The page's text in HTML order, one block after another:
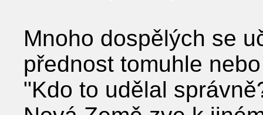
Mnoho dospělých se
přednost tomuhle
"Kdo to udělal